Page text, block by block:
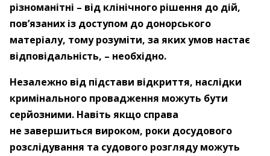
різноманітні – від клінічного рішення до дій,
пов’язаних із доступом до донорського
матеріалу, тому розуміти, за яких умов настає
відповідальність, – необхідно.
Незалежно від підстави відкриття, наслідки
кримінального провадження можуть бути
серйозними. Навіть якщо справа
не завершиться вироком, роки досудового
розслідування та судового розгляду можуть